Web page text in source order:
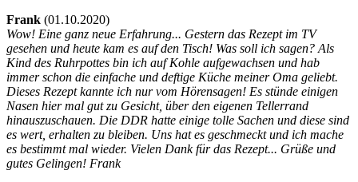
Frank (01.10.2020)
Wow! Eine ganz neue Erfahrung... Gestern das Rezept im TV
gesehen und heute kam es auf den Tisch! Was soll ich sagen? Als
Kind des Ruhrpottes bin ich auf Kohle aufgewachsen und hab
immer schon die einfache und deftige Küche meiner Oma geliebt.
Dieses Rezept kannte ich nur vom Hörensagen! Es stünde einigen
Nasen hier mal gut zu Gesicht, über den eigenen Tellerrand
hinauszuschauen. Die DDR hatte einige tolle Sachen und diese sind
es wert, erhalten zu bleiben. Uns hat es geschmeckt und ich mache
es bestimmt mal wieder. Vielen Dank für das Rezept... Grüße und
gutes Gelingen! Frank